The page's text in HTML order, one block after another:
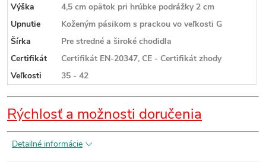
Výška
4,5 cm opätok pri hrúbke podrážky 2 cm
Upnutie
Koženým pásikom s prackou vo veľkosti G
Šírka
Pre stredné a široké chodidla
Certifikát
Certifikát EN-20347, CE - Certifikát zhody
Veľkosti
35 - 42
Rýchlosť a možnosti doručenia
Detailné informácie